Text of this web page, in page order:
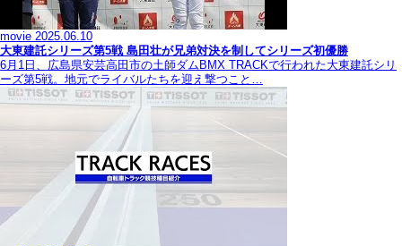
movie 2025.06.10
大東建託シリーズ第5戦 島田壮が兄弟対決を制してシリーズ初優勝
6月1日、広島県安芸高田市の土師ダムBMX TRACKで行われた大東建託シリ
ーズ第5戦。地元でライバルたちを迎え撃つこと…